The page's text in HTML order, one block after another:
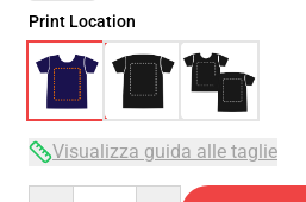
Print Location
Visualizza guida alle taglie